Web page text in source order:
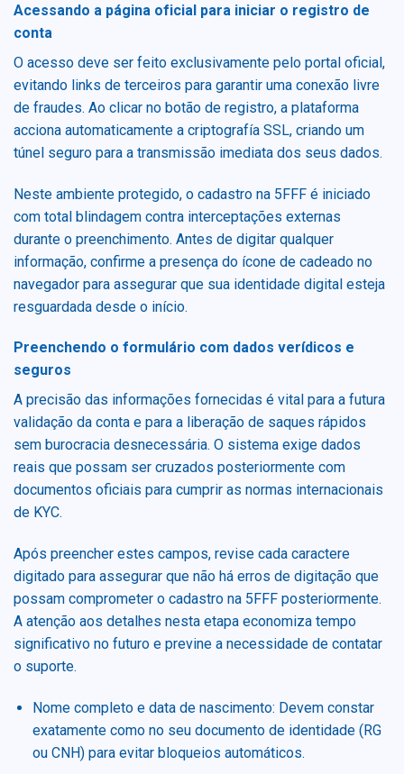
Acessando a página oficial para iniciar o registro de
conta
O acesso deve ser feito exclusivamente pelo portal oficial,
evitando links de terceiros para garantir uma conexão livre
de fraudes. Ao clicar no botão de registro, a plataforma
acciona automaticamente a criptografía SSL, criando um
túnel seguro para a transmissão imediata dos seus dados.
Neste ambiente protegido, o cadastro na 5FFF é iniciado
com total blindagem contra interceptações externas
durante o preenchimento. Antes de digitar qualquer
informação, confirme a presença do ícone de cadeado no
navegador para assegurar que sua identidade digital esteja
resguardada desde o início.
Preenchendo o formulário com dados verídicos e
seguros
A precisão das informações fornecidas é vital para a futura
validação da conta e para a liberação de saques rápidos
sem burocracia desnecessária. O sistema exige dados
reais que possam ser cruzados posteriormente com
documentos oficiais para cumprir as normas internacionais
de KYC.
Após preencher estes campos, revise cada caractere
digitado para assegurar que não há erros de digitação que
possam comprometer o cadastro na 5FFF posteriormente.
A atenção aos detalhes nesta etapa economiza tempo
significativo no futuro e previne a necessidade de contatar
o suporte.
Nome completo e data de nascimento: Devem constar
exatamente como no seu documento de identidade (RG
ou CNH) para evitar bloqueios automáticos.